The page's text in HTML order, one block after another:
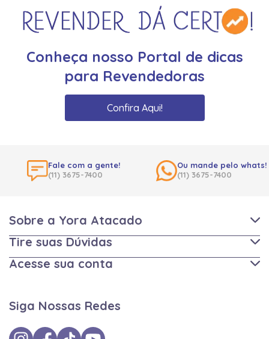
Conheça nosso Portal de dicas
para Revendedoras
Confira Aqui!
Fale com a gente!
(11) 3675-7400
Ou mande pelo whats!
(11) 3675-7400
Sobre a Yora Atacado
Tire suas Dúvidas
Acesse sua conta
Siga Nossas Redes